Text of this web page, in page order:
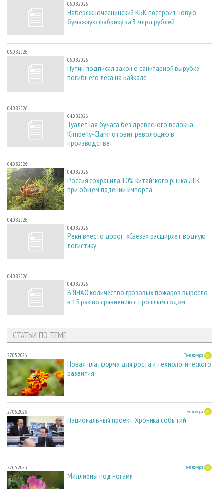
05.08.2026
Набережночелнинский КБК построит новую
бумажную фабрику за 3 млрд рублей
05.08.2026
05.08.2026
Путин подписал закон о санитарной вырубке
погибшего леса на Байкале
04.08.2026
04.08.2026
Туалетная бумага без древесного волокна:
Kimberly-Clark готовит революцию в
производстве
04.08.2026
04.08.2026
Россия сохранила 10% китайского рынка ЛПК
при общем падении импорта
04.08.2026
04.08.2026
Реки вместо дорог: «Свеза» расширяет водную
логистику
04.08.2026
04.08.2026
В ЯНАО количество грозовых пожаров выросло
в 15 раз по сравнению с прошлым годом
СТАТЬИ ПО ТЕМЕ
27.05.2026 Тема номера
Новая платформа для роста и технологического
развития
27.05.2026 Тема номера
Национальный проект. Хроника событий
27.05.2026 Тема номера
Миллионы под ногами